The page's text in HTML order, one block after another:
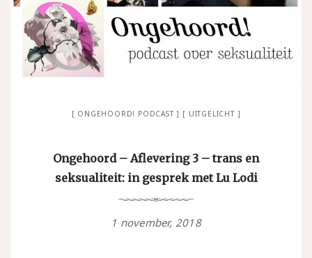
ONGEHOORD! PODCAST UITGELICHT
Ongehoord – Aflevering 3 – trans en
seksualiteit: in gesprek met Lu Lodi
1 november, 2018